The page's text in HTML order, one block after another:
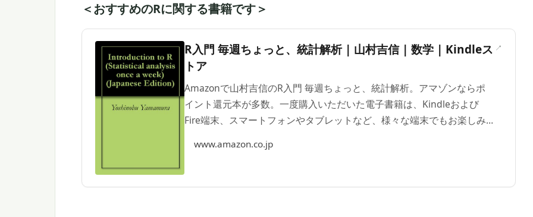
＜おすすめのRに関する書籍です＞
R入門 毎週ちょっと、統計解析 | 山村吉信 | 数学 | Kindleス
トア
Amazonで山村吉信のR入門 毎週ちょっと、統計解析。アマゾンならポ
イント還元本が多数。一度購入いただいた電子書籍は、Kindleおよび
Fire端末、スマートフォンやタブレットなど、様々な端末でもお楽しみ
www.amazon.co.jp